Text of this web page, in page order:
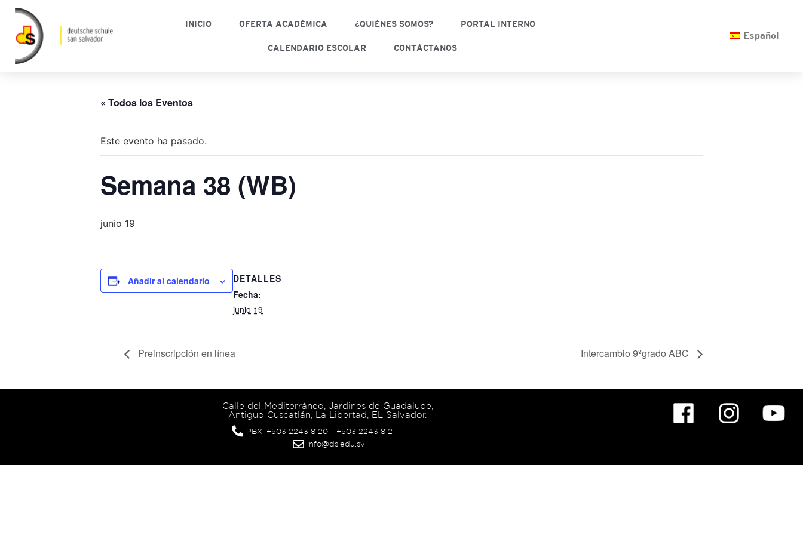
INICIO OFERTA ACADÉMICA ¿QUIÉNES SOMOS? PORTAL INTERNO
CALENDARIO ESCOLAR CONTÁCTANOS
Español
« Todos los Eventos
Este evento ha pasado.
Semana 38 (WB)
junio 19
Añadir al calendario
DETALLES
Fecha:
junio 19
Preinscripción en línea Intercambio 9ºgrado ABC
Calle del Mediterráneo, Jardines de Guadalupe,
Antiguo Cuscatlán, La Libertad, EL Salvador.
PBX: +503 2243 8120
+503 2243 8121
info@ds.edu.sv